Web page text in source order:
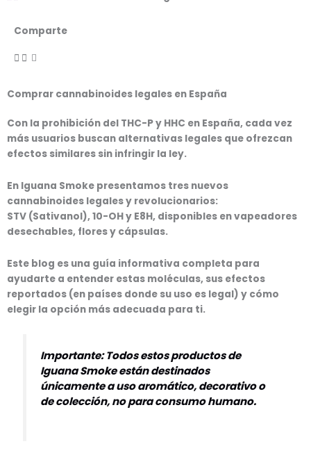
Comparte
Comprar cannabinoides legales en España
Con la prohibición del THC-Py HHC en España, cada vez
más usuarios buscan alternativas legales que ofrezcan
efectos similares sin infringir la ley.
En Iguana Smoke presentamos tres nuevos
cannabinoides legalesy revolucionarios:
STV (Sativanol), 10-OH y E8H, disponibles envapeadores
desechables, flores y cápsulas.
Este blog es una guía informativa completa para
ayudarte a entender estas moléculas, sus efectos
reportados (en países donde su uso es legal) y cómo
elegir la opción más adecuada para ti.
Importante:Todos estos productos de
Iguana Smoke están destinados
únicamente auso aromático, decorativo o
de colección,no para consumo humano.